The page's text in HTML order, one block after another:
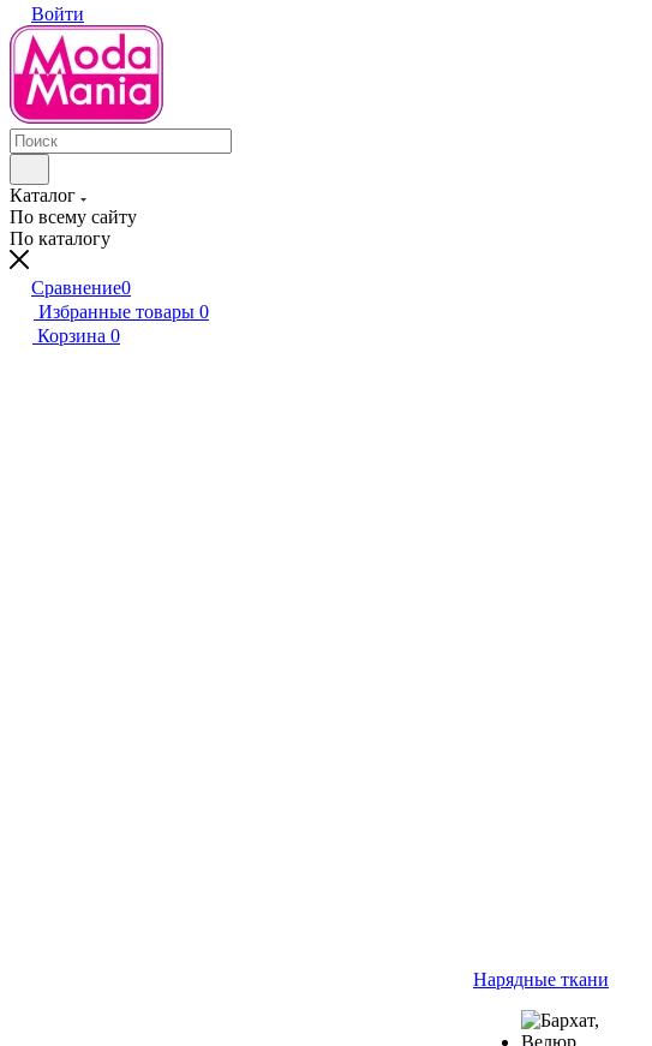
Войти
Каталог
По всему сайту
По каталогу
Сравнение0
Избранные товары 0
Корзина 0
Нарядные ткани